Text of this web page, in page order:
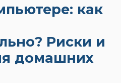
как
Риски и
домашних